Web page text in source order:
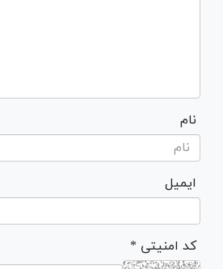
نام
ایمیل
* کد امنیتی